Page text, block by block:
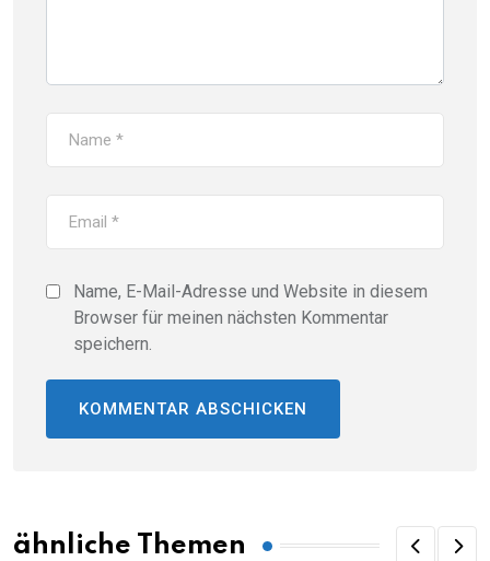
Name, E-Mail-Adresse und Website in diesem
Browser für meinen nächsten Kommentar
speichern.
ähnliche Themen